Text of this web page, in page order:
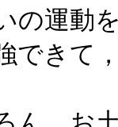
の運動
できて